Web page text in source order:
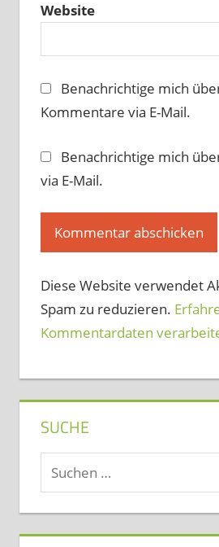
Website
Benachrichtige mich
Kommentare via E-Mail.
Benachrichtige mich
via E-Mail.
Diese Website verwendet
Spam zu reduzieren.
Kommentardaten
SUCHE
Suchen
nach: